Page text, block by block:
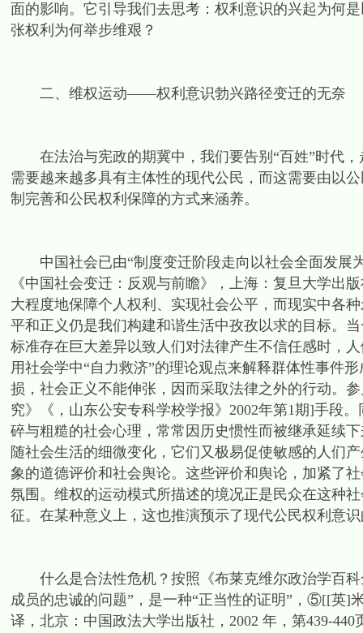
面的影响。它引导我们去思考：权利意识的兴起为何
张权利为何举步维艰？
二、维权运动——权利意识勃兴路径变迁的无奈
在法治与宪政的期冀中，我们要告别“百姓”时代，
需要越来越多具有主体性的现代公民，而这需要由以
制完善和公民权利保障的方式来涵养。
中国社会已由“制度变迁阶段走向以社会全面发展
《中国社会变迁：反观与前瞻》，上海：复旦大学出
大程度地保障个人权利、实现社会公平，而现实中各
平和正义仍是我们构建和谐生活中孜孜以求的目标。
标准存在巨大差异以致人们对法律产生不信任感时，
用社会学中“自力救济”的理论观点来解释群体性事件
损，社会正义不能伸张，因而采取法律之外的行动。
究》《，山东公安专科学校学报》2002年第1期]手段
碎与粗糙的社会心理，常常因历史惯性而被继承延续
随社会生活的细微变化，它们又极易促使敏感的人们
象的道德评价和社会舆论。这些评价和舆论，加紧了
氛围。维权的运动模式所描述的境况正是民众在这种
征。在某种意义上，这也推演预示了现代公民权利意
什么是合法性危机？按照《布莱克维尔政治学百科
成员的忠诚的问题”，是一种“正当性的证明”，⑤[[英]
译，北京：中国政法大学出版社，2002 年，第439-